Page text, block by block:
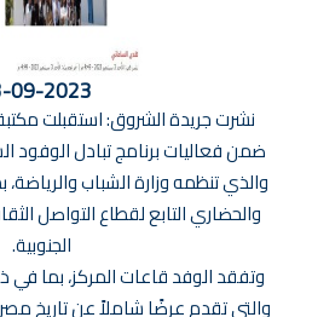
09-2023
نشرت جريدة الشروق: استقبلت مكتبة
ضمن فعاليات برنامج تبادل الوفود
والذي تنظمه وزارة الشباب والرياضة،
والحضاري التابع لقطاع التواصل
الجنوبية.
وتفقد الوفد قاعات المركز، بما في
والتي تقدم عرضًا شاملاً عن تاريخ